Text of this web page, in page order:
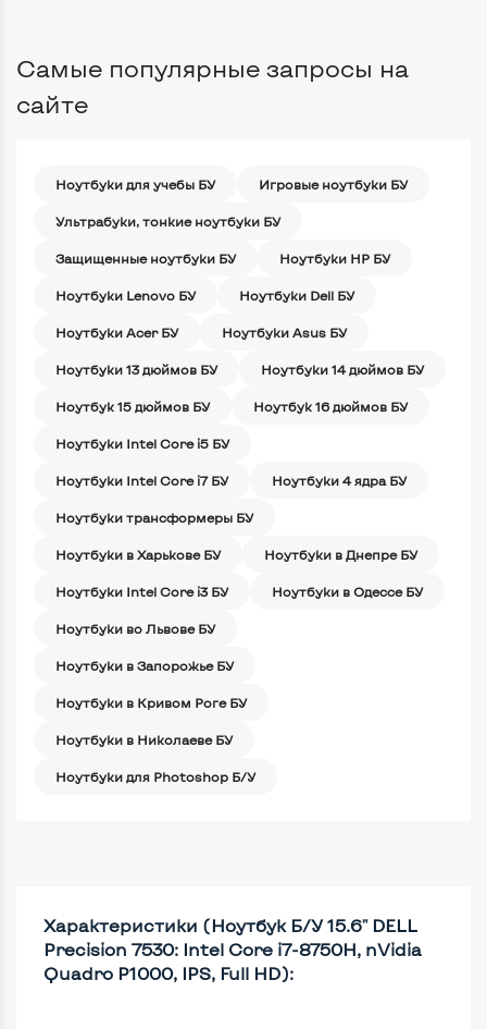
Самые популярные запросы на
сайте
Ноутбуки для учебы БУ Игровые ноутбуки БУ
Ультрабуки, тонкие ноутбуки БУ
Защищенные ноутбуки БУ Ноутбуки HP БУ
Ноутбуки Lenovo БУ Ноутбуки Dell БУ
Ноутбуки Acer БУ Ноутбуки Asus БУ
Ноутбуки 13 дюймов БУ Ноутбуки 14 дюймов БУ
Ноутбук 15 дюймов БУ Ноутбук 16 дюймов БУ
Ноутбуки Intel Core i5 БУ
Ноутбуки Intel Core i7 БУ Ноутбуки 4 ядра БУ
Ноутбуки трансформеры БУ
Ноутбуки в Харькове БУ Ноутбуки в Днепре БУ
Ноутбуки Intel Core i3 БУ Ноутбуки в Одессе БУ
Ноутбуки во Львове БУ
Ноутбуки в Запорожье БУ
Ноутбуки в Кривом Роге БУ
Ноутбуки в Николаеве БУ
Ноутбуки для Photoshop Б/У
Характеристики (Ноутбук Б/У 15.6" DELL
Precision 7530: Intel Core i7-8750H, nVidia
Quadro P1000, IPS, Full HD):